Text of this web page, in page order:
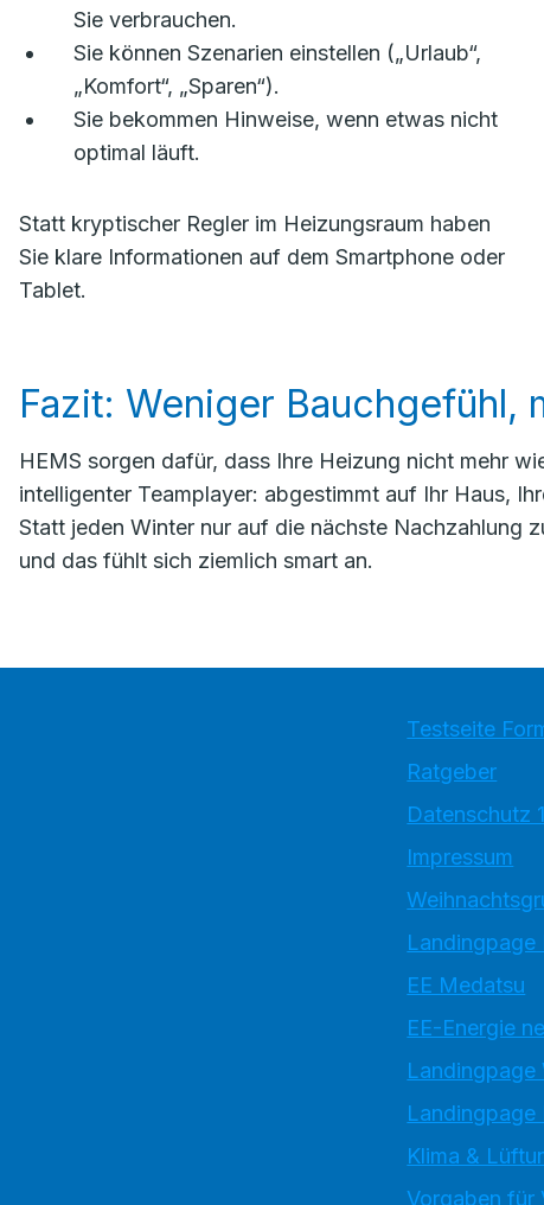
Sie verbrauchen.
Sie können Szenarien einstellen („Urlaub“,
„Komfort“, „Sparen“).
Sie bekommen Hinweise, wenn etwas nicht
optimal läuft.
Statt kryptischer Regler im Heizungsraum haben
Sie klare Informationen auf dem Smartphone oder
Tablet.
Fazit: Weniger Bauchgefühl,
HEMS sorgen dafür, dass Ihre Heizung nicht mehr
intelligenter Teamplayer: abgestimmt auf Ihr Haus,
Statt jeden Winter nur auf die nächste Nachzahlung
und das fühlt sich ziemlich smart an.
Testseite
Ratgeber
Datenschutz
Impressum
Landingpage
EE Medatsu
EE-Energie
Landingpage
Landingpage
Klima &
Vorgaben für